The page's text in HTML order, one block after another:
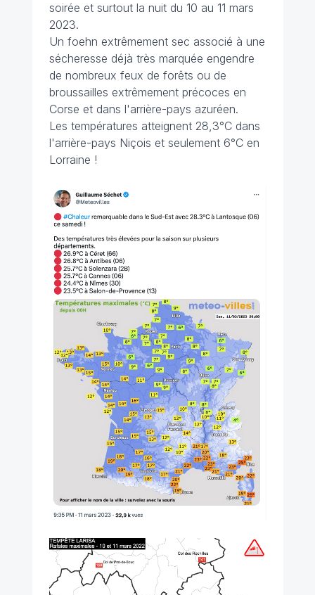
soirée et surtout la nuit du 10 au 11 mars
2023.
Un foehn extrêmement sec associé à une
sécheresse déjà très marquée engendre
de nombreux feux de forêts ou de
broussailles extrêmement précoces en
Corse et dans l'arrière-pays azuréen.
Les températures atteignent 28,3°C dans
l'arrière-pays Niçois et seulement 6°C en
Lorraine !